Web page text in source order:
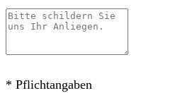
* Pflichtangaben